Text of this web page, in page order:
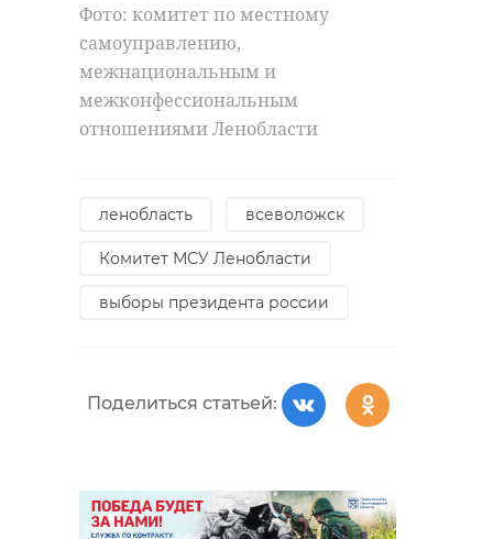
Фото: комитет по местному
самоуправлению,
межнациональным и
межконфессиональным
отношениями Ленобласти
ленобласть всеволожск
Комитет МСУ Ленобласти
выборы президента россии
Поделиться статьей:
международные наблюдатели
Поделиться статьей:
старая ладога казахстан
выборы президента россии